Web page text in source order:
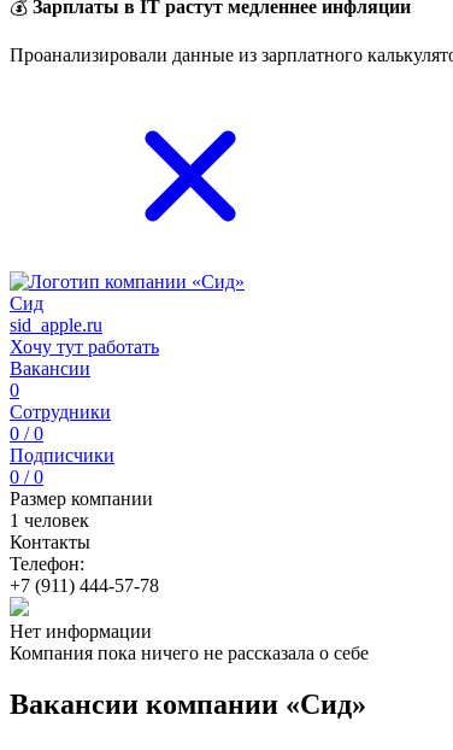
💰 Зарплаты в IT растут медленнее инфляции
Проанализировали данные из зарплатного
Сид
sid_apple.ru
Хочу тут работать
Вакансии
0
Сотрудники
0 / 0
Подписчики
0 / 0
Размер компании
1 человек
Контакты
Телефон:
+7 (911) 444-57-78
Нет информации
Компания пока ничего не рассказала о себе
Вакансии компании «Сид»